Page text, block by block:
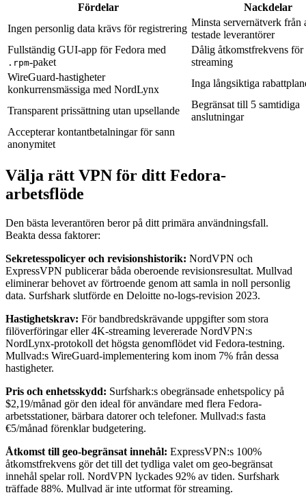
Fördelar
Nackdelar
Ingen personlig data krävs för registrering
Minsta servernätverk från
testade leverantörer
Fullständig GUI-app för Fedora med
.rpm-paket
Dålig åtkomstfrekvens för
streaming
WireGuard-hastigheter
konkurrensmässiga med NordLynx
Inga långsiktiga
Transparent prissättning utan upsellande
Begränsat till 5 samtidiga
anslutningar
Accepterar kontantbetalningar för sann
anonymitet
Välja rätt VPN för ditt Fedora-
arbetsflöde
Den bästa leverantören beror på ditt primära användningsfall.
Beakta dessa faktorer:
Sekretesspolicyer och revisionshistorik: NordVPN och
ExpressVPN publicerar båda oberoende revisionsresultat. Mullvad
eliminerar behovet av förtroende genom att samla in noll personlig
data. Surfshark slutförde en Deloitte no-logs-revision 2023.
Hastighetskrav: För bandbredskrävande uppgifter som stora
filöverföringar eller 4K-streaming levererade NordVPN:s
NordLynx-protokoll det högsta genomflödet vid Fedora-testning.
Mullvad:s WireGuard-implementering kom inom 7% från dessa
hastigheter.
Pris och enhetsskydd: Surfshark:s obegränsade enhetspolicy på
$2,19/månad gör den ideal för användare med flera Fedora-
arbetsstationer, bärbara datorer och telefoner. Mullvad:s fasta
€5/månad förenklar budgetering.
Åtkomst till geo-begränsat innehål: ExpressVPN:s 100%
åtkomstfrekvens gör det till det tydliga valet om geo-begränsat
innehål spelar roll. NordVPN lyckades 92% av tiden. Surfshark
träffade 88%. Mullvad är inte utformat för streaming.